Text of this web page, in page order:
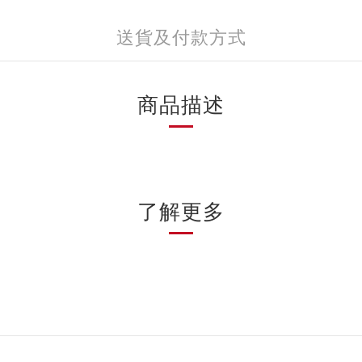
送貨及付款方式
商品描述
了解更多